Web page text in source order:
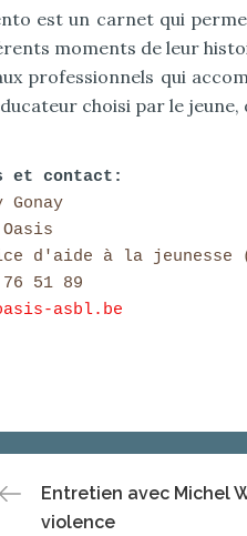
est un carnet qui
moments de leur
professionnels qui
choisi par le
et contact:
Gonay
d'aide à la jeunesse
asbl.be
Navigation
Entretien avec Michel
violence